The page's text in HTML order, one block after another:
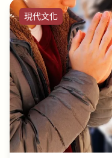
現代文化